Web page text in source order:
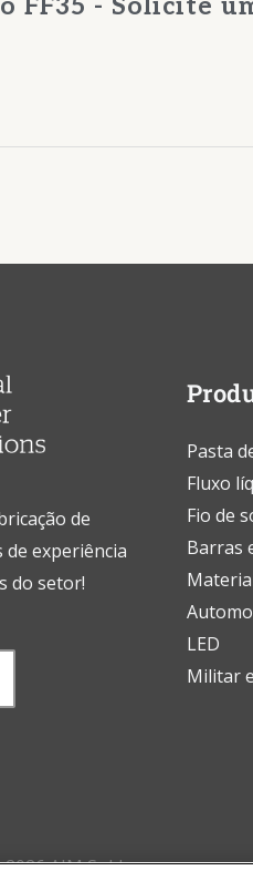
FF35 - Solicite
de
de experiência
do setor!
Pasta
Fluxo
Fio de
Barras
LED
Militar